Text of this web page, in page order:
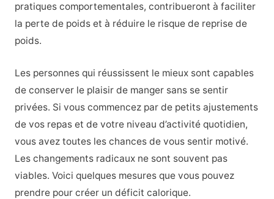
pratiques comportementales, contribueront à faciliter
la perte de poids et à réduire le risque de reprise de
poids.
Les personnes qui réussissent le mieux sont capables
de conserver le plaisir de manger sans se sentir
privées. Si vous commencez par de petits ajustements
de vos repas et de votre niveau d’activité quotidien,
vous avez toutes les chances de vous sentir motivé.
Les changements radicaux ne sont souvent pas
viables. Voici quelques mesures que vous pouvez
prendre pour créer un déficit calorique.